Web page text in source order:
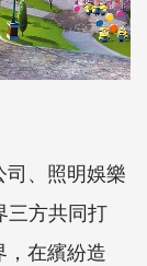
司、照明娛樂
三方共同打
在繽紛造